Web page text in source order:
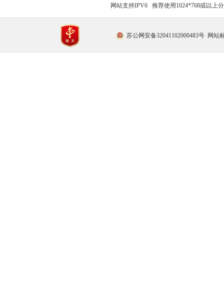
网站支持IPV6 推荐使用1024*768或以上
苏公网安备32041102000483号 网站